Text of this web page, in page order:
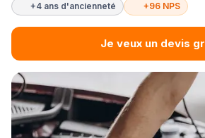
+4 ans d'ancienneté +96 NPS
Je veux un devis